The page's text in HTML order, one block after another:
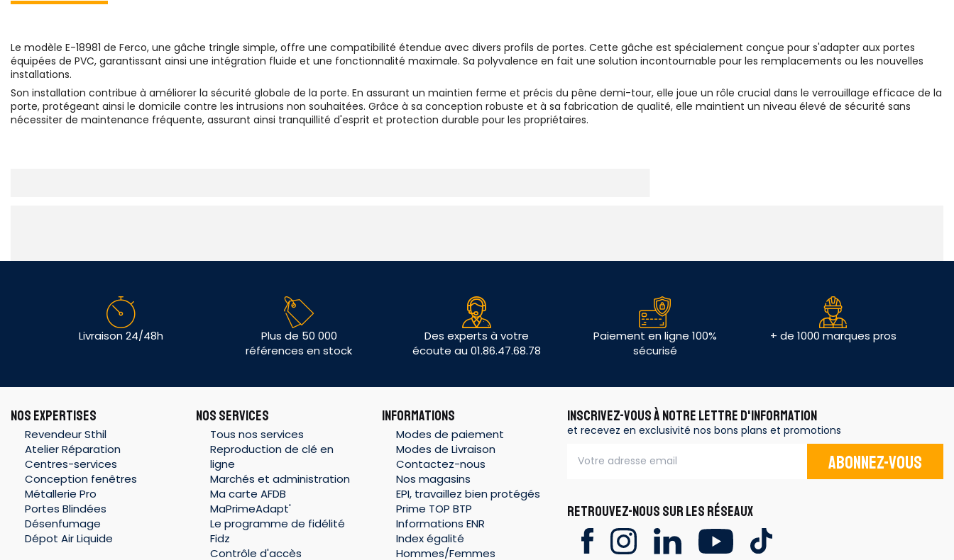
Le modèle E-18981 de Ferco, une gâche tringle simple, offre une compatibilité étendue avec divers profils de portes. Cette gâche est spécialement conçue pour s'adapter aux portes
équipées de PVC, garantissant ainsi une intégration fluide et une fonctionnalité maximale. Sa polyvalence en fait une solution incontournable pour les remplacements ou les nouvelles
installations.
Son installation contribue à améliorer la sécurité globale de la porte. En assurant un maintien ferme et précis du pêne demi-tour, elle joue un rôle crucial dans le verrouillage efficace de la
porte, protégeant ainsi le domicile contre les intrusions non souhaitées. Grâce à sa conception robuste et à sa fabrication de qualité, elle maintient un niveau élevé de sécurité sans
nécessiter de maintenance fréquente, assurant ainsi tranquillité d'esprit et protection durable pour les propriétaires.
Livraison 24/48h
Plus de 50 000
références en stock
Des experts à votre
écoute au 01.86.47.68.78
Paiement en ligne 100%
sécurisé
+ de 1000 marques pros
NOS EXPERTISES
Revendeur Sthil
Atelier Réparation
Centres-services
Conception fenêtres
Métallerie Pro
Portes Blindées
Désenfumage
Dépot Air Liquide
NOS SERVICES
Tous nos services
Reproduction de clé en
ligne
Marchés et administration
Ma carte AFDB
MaPrimeAdapt'
Le programme de fidélité
Fidz
Contrôle d'accès
INFORMATIONS
Modes de paiement
Modes de Livraison
Contactez-nous
Nos magasins
EPI, travaillez bien protégés
Prime TOP BTP
Informations ENR
Index égalité
Hommes/Femmes
INSCRIVEZ-VOUS À NOTRE LETTRE D'INFORMATION
et recevez en exclusivité nos bons plans et promotions
Abonnez-vous
RETROUVEZ-NOUS SUR LES RÉSEAUX